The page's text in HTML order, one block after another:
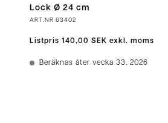
Lock Ø 24 cm
ART.NR 63402
Listpris 140,00 SEK exkl. moms
Beräknas åter vecka 33, 2026